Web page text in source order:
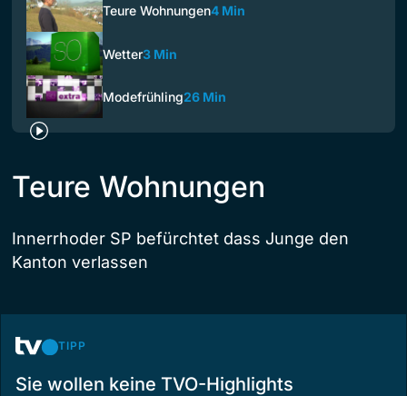
Teure Wohnungen4 Min
Wetter3 Min
Modefrühling26 Min
Teure Wohnungen
Innerrhoder SP befürchtet dass Junge den
Kanton verlassen
TIPP
Sie wollen keine TVO-Highlights